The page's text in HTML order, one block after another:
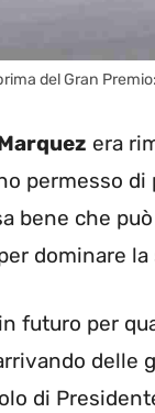
del Gran
era
permesso
bene che
dominare la
futuro per
delle
di